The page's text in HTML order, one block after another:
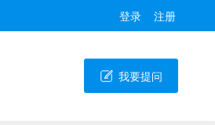
登录 注册
我要提问